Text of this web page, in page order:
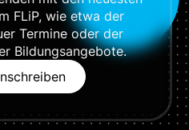
FLiP, wie etwa der
Termine oder der
Bildungsangebote.